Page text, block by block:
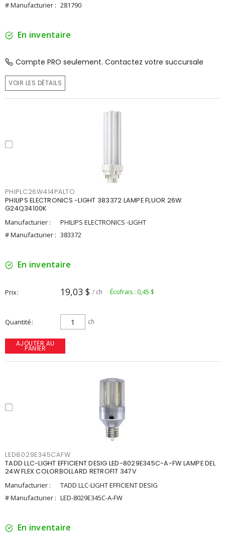
# Manufacturier : 281790
En inventaire
Compte PRO seulement. Contactez votre succursale
VOIR LES DÉTAILS
PHIPLC26W414PALTO
PHILIPS ELECTRONICS -LIGHT 383372 LAMPE FLUOR 26W
G24Q34100K
Manufacturier :
PHILIPS ELECTRONICS -LIGHT
# Manufacturier : 383372
En inventaire
Prix 19,03 $ / ch Écofrais : 0,45 $
Quantité ch
AJOUTER AU
PANIER
LED8029E345CAFW
TADD LLC-LIGHT EFFICIENT DESIG LED-8029E345C-A-FW LAMPE DEL
24W FLEX COLORBOLLARD RETROFIT 347V
Manufacturier :
TADD LLC-LIGHT EFFICIENT DESIG
# Manufacturier : LED-8029E345C-A-FW
En inventaire